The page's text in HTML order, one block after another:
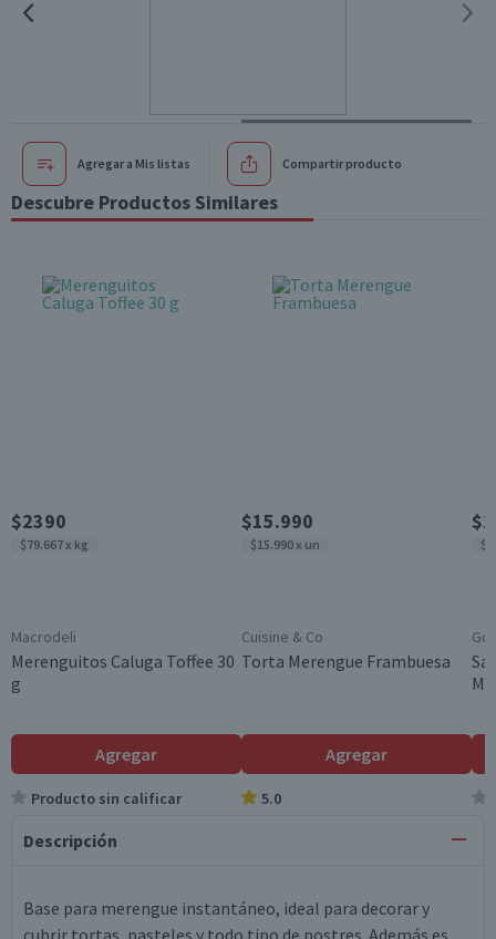
Agregar a Mis listas Compartir producto
Descubre Productos Similares
$2390
$79.667 x kg
Macrodeli
Merenguitos Caluga Toffee 30
g
Agregar
Producto sin calificar
$15.990
$15.990 x un
Cuisine & Co
Torta Merengue Frambuesa
Agregar
5.0
Descripción
Base para merengue instantáneo, ideal para decorar y
cubrir tortas, pasteles y todo tipo de postres. Además es